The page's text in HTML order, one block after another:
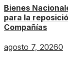
Bienes
para la
Compañías
agosto 7, 20260